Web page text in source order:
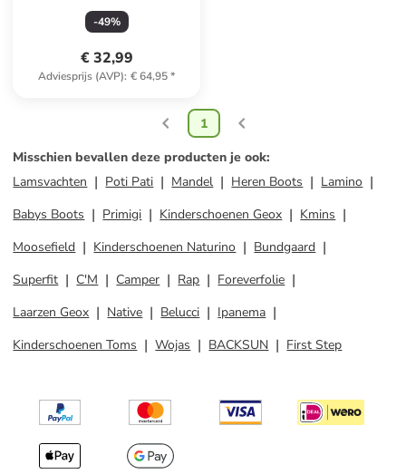
-49%
€ 32,99
Adviesprijs (AVP): € 64,95*
1
Misschien bevallen deze producten je ook:
Lamsvachten
Poti Pati Mandel Heren Boots
Lamino
Babys Boots
Primigi Kinderschoenen Geox
Kmins
Moosefield
Kinderschoenen Naturino
Bundgaard
Superfit
C'M Camper Rap
Foreverfolie
Laarzen Geox
Native Belucci
Ipanema
Kinderschoenen Toms
Wojas BACKSUN First Step